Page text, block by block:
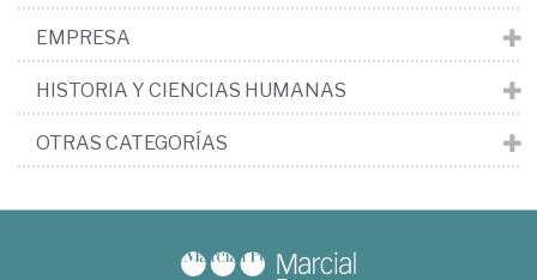
EMPRESA
HISTORIA Y CIENCIAS HUMANAS
OTRAS CATEGORÍAS